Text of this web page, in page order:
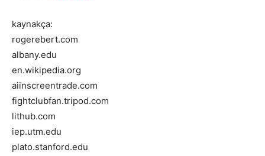
kaynakça:
rogerebert.com
albany.edu
en.wikipedia.org
aiinscreentrade.com
fightclubfan.tripod.com
lithub.com
iep.utm.edu
plato.stanford.edu